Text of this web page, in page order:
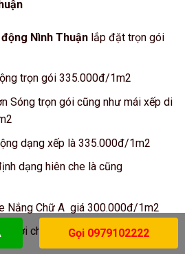
Nình Thuậnlắp đặt trọn gói
trọn gói 335.000đ/1m2
Sóng trọn gói cũng như mái xếp di
dạng xếp là 335.000đ/1m2
dạng hiên che là cũng
Nắng Chữ A giá 300.000đ/1m2
bơi che nắng mưa ngoài trời là
Gọi 0979102222